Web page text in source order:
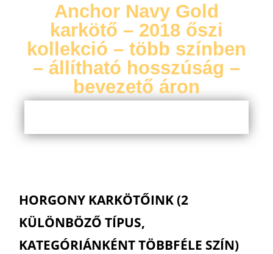
Anchor Navy Gold
karkötő – 2018 őszi
kollekció – több színben
– állítható hosszúság –
bevezető áron
HORGONY KARKÖTŐINK (2
KÜLÖNBÖZŐ TÍPUS,
KATEGÓRIÁNKÉNT TÖBBFÉLE SZÍN)